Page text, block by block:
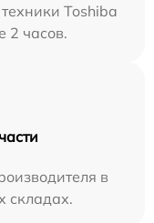
Toshiba
2 часов.
в
складах.